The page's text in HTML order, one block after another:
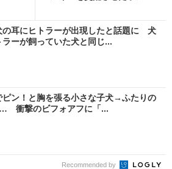
の耳にヒトラーが出現したと話題に 犬
ーが飼っていた犬と同じ...
ピン！と胸を張る小さな子犬→ふたりの
衝撃のビフォアフに「...
Recommended by